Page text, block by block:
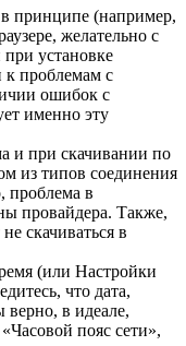
в принципе (например,
желательно с
установке
проблемам с
ошибок с
именно эту
и при скачивании по
из типов соединения
проблема в
провайдера. Также,
скачиваться в
(или Настройки
что дата,
верно, в идеале,
пояс сети»,